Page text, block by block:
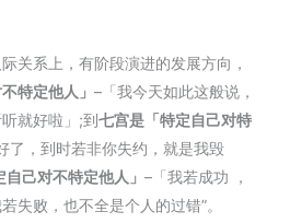
关系上，有阶段演进的发展方向，
特定他人」–「我今天如此这般说，
就好啦」;到七宫是「特定自己对特
了，到时若非你失约，就是我毁
自己对不特定他人」–「我若成功 ，
失败，也不全是个人的过错”。